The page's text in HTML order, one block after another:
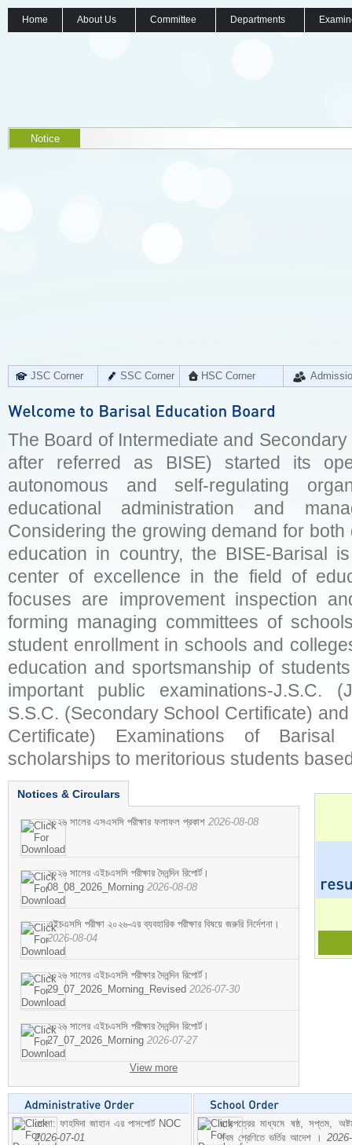
Home About Us Committee Departments
Notice
JSC Corner SSC Corner HSC Corner
The Board of Intermediate and
after referred as BISE) started its
autonomous and self-regulating
educational administration and
Considering the growing demand for
education in country, the BISE-Barisal
center of excellence in the field of
focuses are improvement inspection
forming managing committees of
student enrollment in schools and
education and sportsmanship of
important public examinations-J.S.C.
S.S.C. (Secondary School Certificate)
Certificate) Examinations of
scholarships to meritorious students
Notices & Circulars
২০২৬ সালের এসএসসি পরীক্ষার ফলাফল প্রকাশ 2026-08-08
২০২৬ সালের এইচএসসি পরীক্ষার দৈনন্দিন রিপোর্ট।
08_08_2026_Morning 2026-08-08
এইচএসসি পরীক্ষা ২০২৬-এর ব্যবহারিক পরীক্ষার বিষয়ে জরুরি নির্দেশনা।
2026-08-04
২০২৬ সালের এইচএসসি পরীক্ষার দৈনন্দিন রিপোর্ট।
29_07_2026_Morning_Revised 2026-07-30
২০২৬ সালের এইচএসসি পরীক্ষার দৈনন্দিন রিপোর্ট।
27_07_2026_Morning 2026-07-27
View more
মোসা: ফাহমিদা জাহান এর পাসপোর্ট NOC
2026-07-01
ছাড়পত্রের মাধ্যমে ষষ্ঠ, সপ্তম,
নবম শ্রেণিতে ভর্তির আদেশ ।